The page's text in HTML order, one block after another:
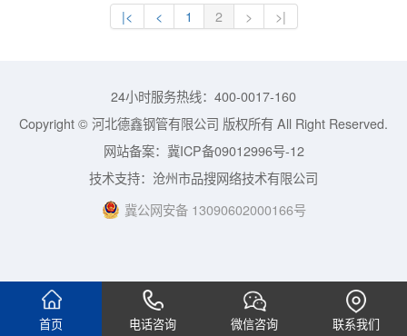
1 2
24小时服务热线：400-0017-160
Copyright © 河北德鑫钢管有限公司 版权所有 All Right Reserved.
网站备案： 冀ICP备09012996号-12
技术支持： 沧州市品搜网络技术有限公司
冀公网安备 13090602000166号
首页 电话咨询 微信咨询 联系我们